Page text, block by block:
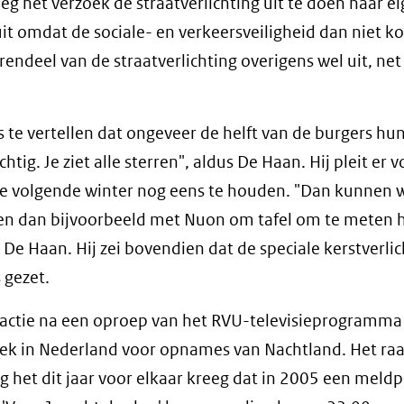
omdat de sociale- en verkeersveiligheid dan niet
van de straatverlichting overigens wel uit, net
vertellen dat ongeveer de helft van de burgers
Je ziet alle sterren", aldus De Haan. Hij pleit er
winter nog eens te houden. "Dan kunnen
dan bijvoorbeeld met Nuon om tafel om te meten
Haan. Hij zei bovendien dat de speciale
na een oproep van het RVU-televisieprogramma
in Nederland voor opnames van Nachtland. Het
het dit jaar voor elkaar kreeg dat in 2005 een